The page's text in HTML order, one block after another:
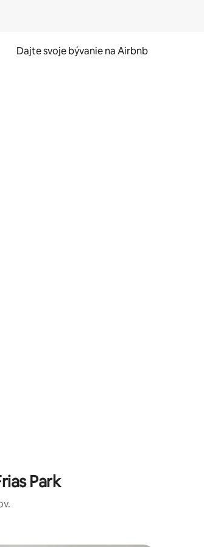
Dajte svoje bývanie na Airbnb
gest či potiahnutia prstom.
Park